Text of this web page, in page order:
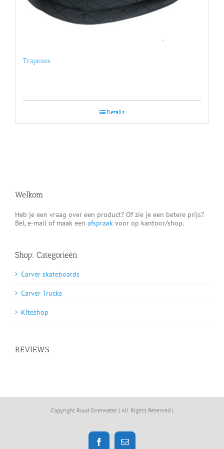
Trapezes
Details
Welkom
Heb je een vraag over een product? Of zie je een betere prijs?
Bel, e-mail of maak een afspraak voor op kantoor/shop.
Shop: Categorieën
Carver skateboards
Carver Trucks
Kiteshop
REVIEWS
Copyright Ruud Overwater | All Rights Reserved |
Facebook
E-